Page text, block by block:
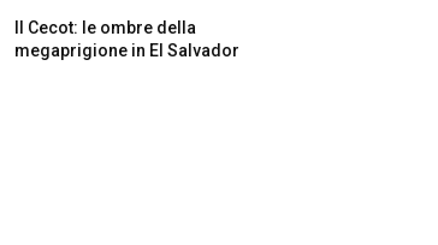
Il Cecot: le ombre della
megaprigione in El Salvador